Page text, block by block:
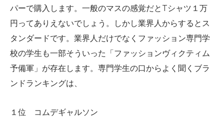
パーで購入します。一般のマスの感覚だとTシャツ１万
円ってありえないでしょう。しかし業界人からするとス
タンダードです。業界人だけでなくファッション専門学
校の学生も一部そういった「ファッションヴィクティム
予備軍」が存在します。専門学生の口からよく聞くブラ
ンドランキングは、
１位 コムデギャルソン